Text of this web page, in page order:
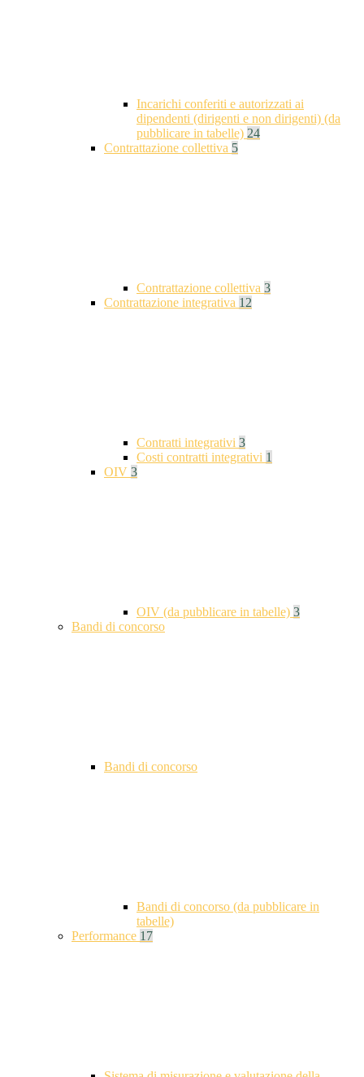
Incarichi conferiti e autorizzati ai
dipendenti (dirigenti e non dirigenti) (da
pubblicare in tabelle) 24
Contrattazione collettiva 5
Contrattazione collettiva 3
Contrattazione integrativa 12
Contratti integrativi 3
Costi contratti integrativi 1
OIV 3
OIV (da pubblicare in tabelle) 3
Bandi di concorso
Bandi di concorso
Bandi di concorso (da pubblicare in
tabelle)
Performance 17